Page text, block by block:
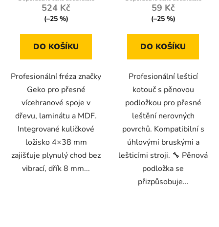
524 Kč
(–25 %)
DO KOŠÍKU
Profesionální fréza značky
Geko pro přesné
vícehranové spoje v
dřevu, laminátu a MDF.
Integrované kuličkové
ložisko 4×38 mm
zajišťuje plynulý chod bez
vibrací, dřík 8 mm...
59 Kč
(–25 %)
DO KOŠÍKU
Profesionální lešticí
kotouč s pěnovou
podložkou pro přesné
leštění nerovných
povrchů. Kompatibilní s
úhlovými bruskými a
lešticími stroji. 🔧 Pěnová
podložka se
přizpůsobuje...